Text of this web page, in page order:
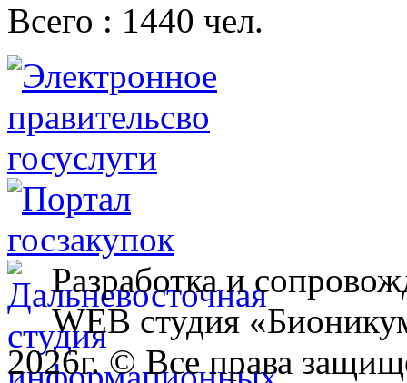
Всего : 1440 чел.
Разработка и
WEB студия
2026г. © Все права